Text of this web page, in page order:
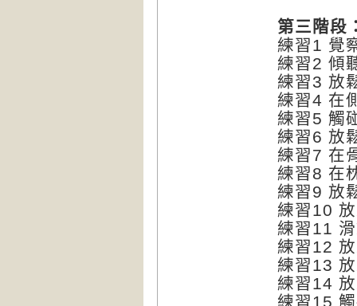
第三階段
練習1 覺
練習2 傾
練習3 放
練習4 在
練習5 觸
練習6 放
練習7 在
練習8 在
練習9 放
練習10
練習11
練習12
練習13
練習14
練習15